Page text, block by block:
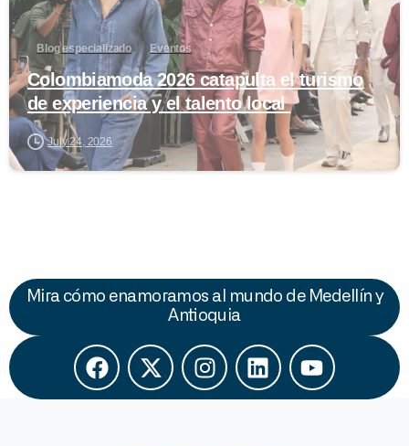
Blog especializado Eventos
Colombiamoda 2026 catapulta el turismo
de experiencia y el talento local
July 24, 2026
Mira cómo enamoramos al mundo de Medellín y
Antioquia